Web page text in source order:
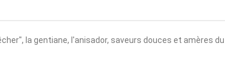
la gentiane, l'anisador, saveurs douces et amères du